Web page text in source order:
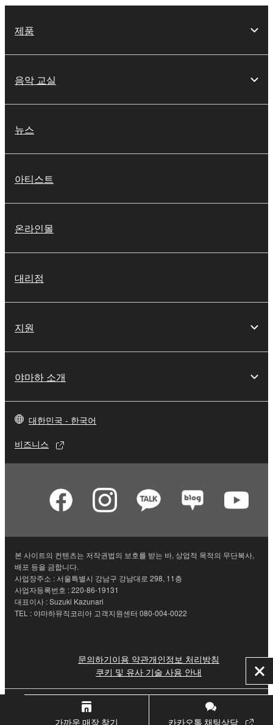
가까운 매장 찾기 카카오톡 채팅상담
닫
기
제품
음악 교실
뉴스
아티스트
온라인몰
대리점
지원
야마하 소개
대한민국 - 한국어
비즈니스
본 사이트의 컨텐츠는 저작권법의 보호를 받는 바, 상업적 목적의 무단복사,
배포 등을 금합니다.
사업장주소 : 서울특별시 강남구 강남대로 298, 11층
사업자등록번호 : 220-86-19131
대표이사 : Suzuki Kazunari
TEL : 야마하뮤직코리아 고객지원센터 080-004-0022
문의하기이용 약관개인정보 처리방침
쿠키 및 유사 기술 사용 안내